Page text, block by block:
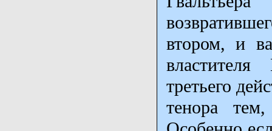
втором, и
третьего
тенора